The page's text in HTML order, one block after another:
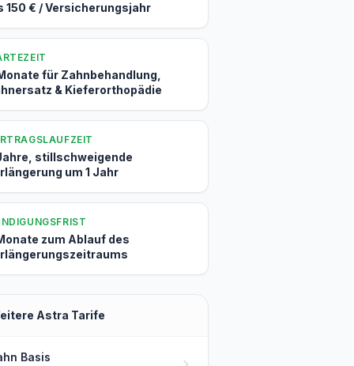
150 € / Versicherungsjahr
für Zahnbehandlung,
& Kieferorthopädie
stillschweigende
um 1 Jahr
zum Ablauf des
Astra Tarife
Basis